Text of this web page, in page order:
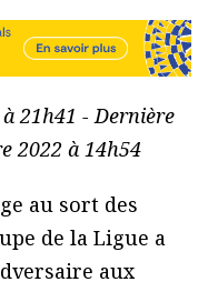
21h41 - Dernière
2022 à 14h54
au sort des
de la Ligue a
aux